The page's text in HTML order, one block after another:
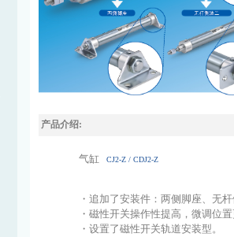
产品介绍:
气缸 CJ2-Z / CDJ2-Z
・追加了安装件：两侧脚座、无
・磁性开关操作性提高，微调位置
・设置了磁性开关轨道安装型。